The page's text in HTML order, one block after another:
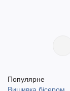
Популярне